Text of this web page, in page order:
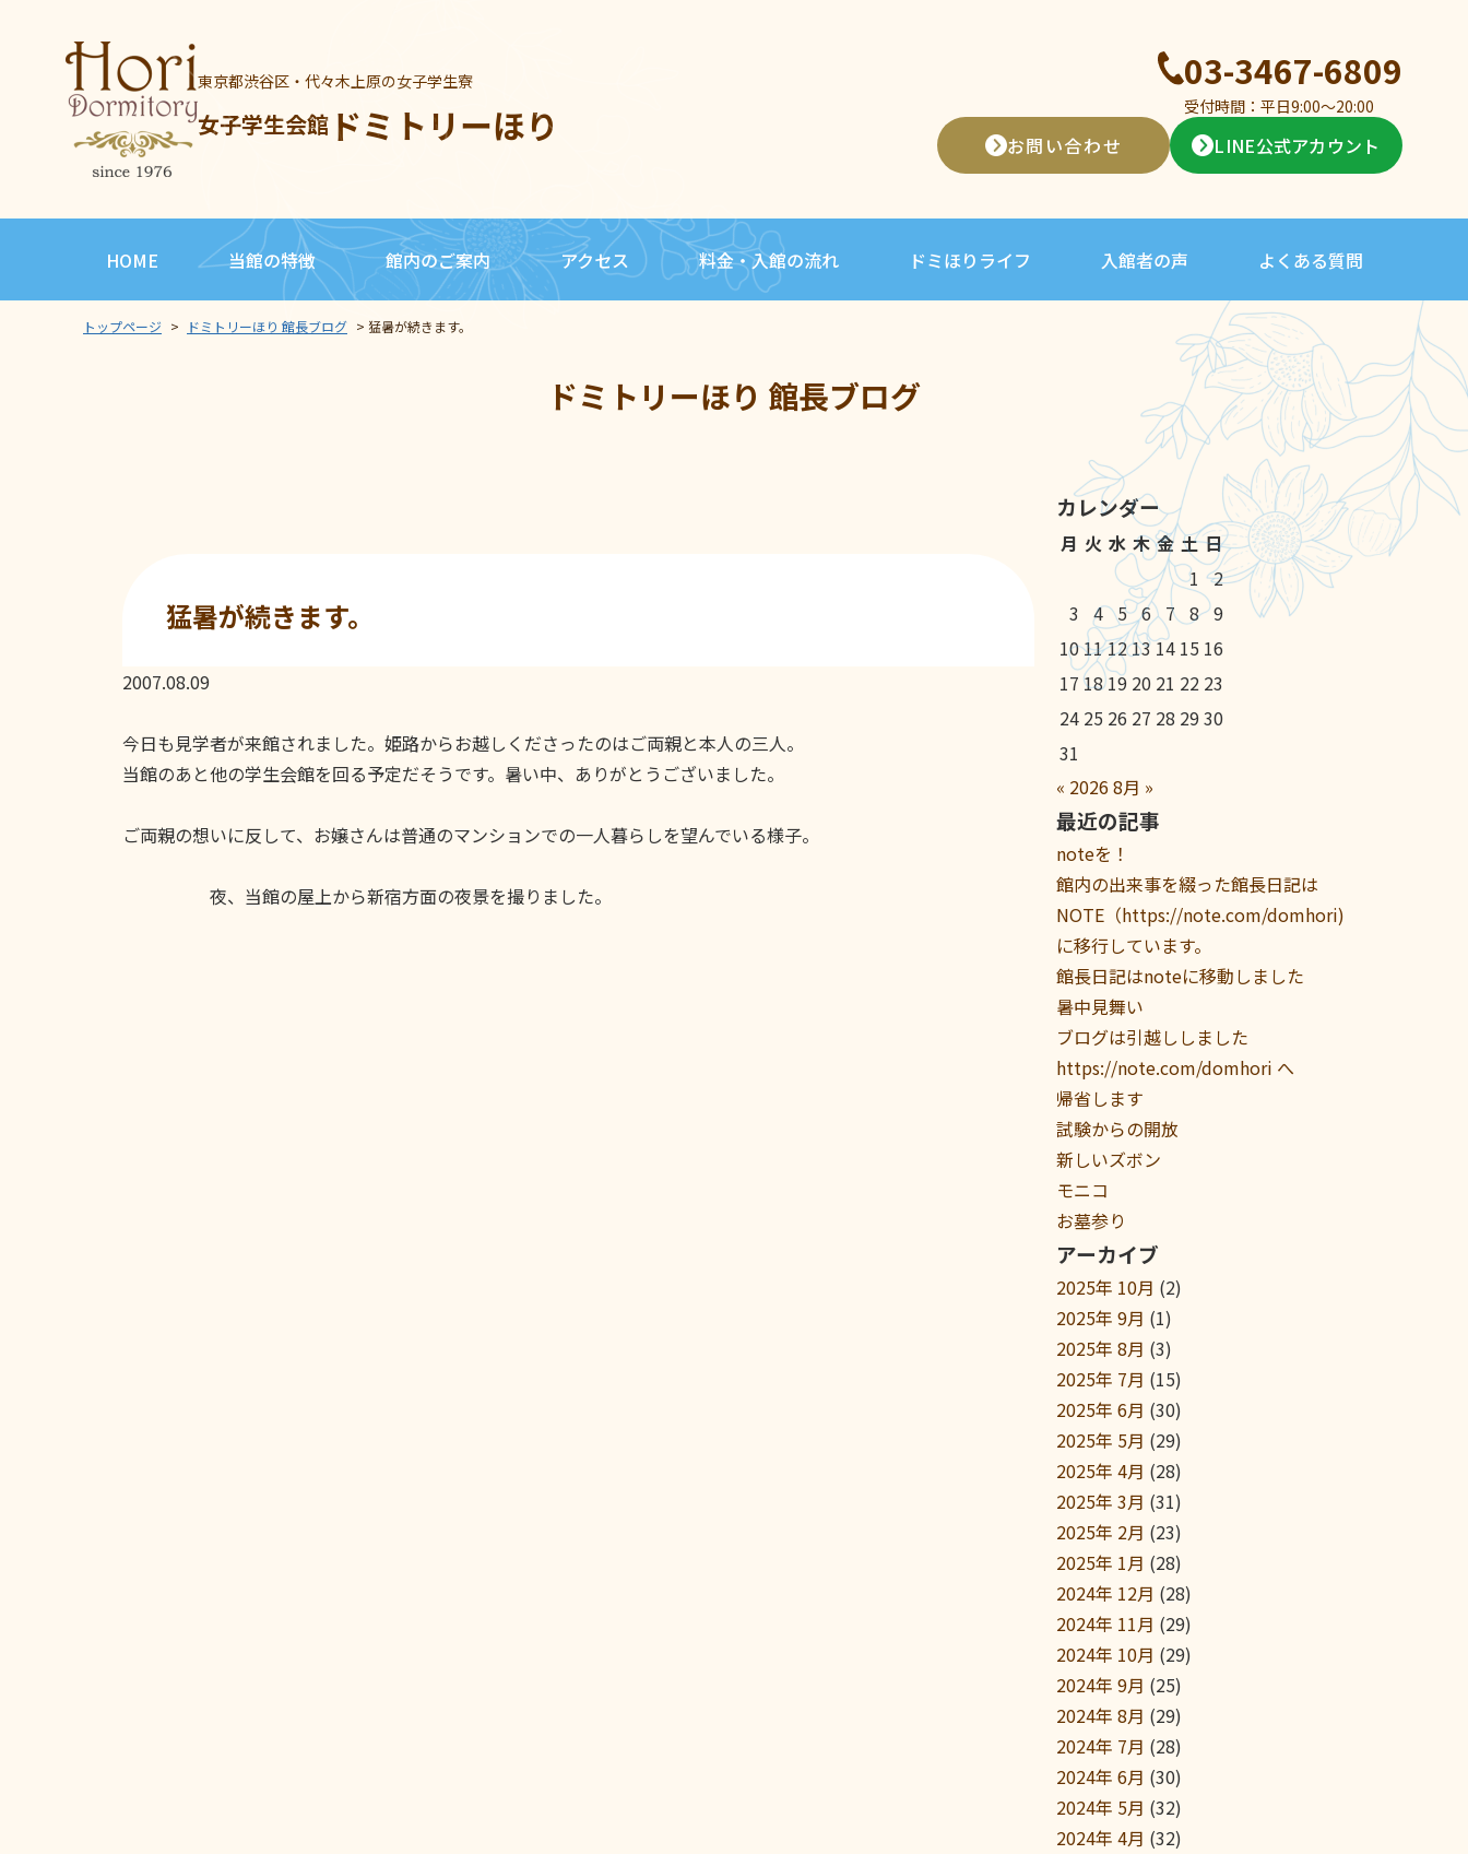
東京都渋谷区・代々木上原の女子学生寮
女子学生会館 ドミトリーほり
03-3467-6809
受付時間：平日9:00〜20:00
お問い合わせ LINE公式アカウント
HOME 当館の特徴 館内のご案内 アクセス 料金・入館の流れ ドミほりライフ 入館者の声 よくある質問
トップページ > ドミトリーほり 館長ブログ > 猛暑が続きます。
ドミトリーほり 館長ブログ
猛暑が続きます。
2007.08.09
今日も見学者が来館されました。姫路からお越しくださったのはご両親と本人の三人。
当館のあと他の学生会館を回る予定だそうです。暑い中、ありがとうございました。
ご両親の想いに反して、お嬢さんは普通のマンションでの一人暮らしを望んでいる様子。
夜、当館の屋上から新宿方面の夜景を撮りました。
カレンダー
月 火 水 木 金 土 日
1
2
3 4 5 6 7 8 9
1011121314 15 16
17 18 19 20 21 22 23
24 25 26 27 28 2930
31
« 20268月 »
最近の記事
noteを！
館内の出来事を綴った館長日記は
NOTE（https://note.com/domhori)
に移行しています。
館長日記はnoteに移動しました
暑中見舞い
ブログは引越ししました
https://note.com/domhori へ
帰省します
試験からの開放
新しいズボン
モニコ
お墓参り
アーカイブ
2025年 10月 (2)
2025年 9月 (1)
2025年 8月 (3)
2025年 7月 (15)
2025年 6月 (30)
2025年 5月 (29)
2025年 4月 (28)
2025年 3月 (31)
2025年 2月 (23)
2025年 1月 (28)
2024年 12月 (28)
2024年 11月 (29)
2024年 10月 (29)
2024年 9月 (25)
2024年 8月 (29)
2024年 7月 (28)
2024年 6月 (30)
2024年 5月 (32)
2024年 4月 (32)